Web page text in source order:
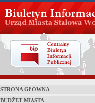
STRONA GŁÓWNA
BUDŻET MIASTA